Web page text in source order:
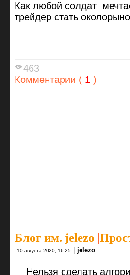
Как любой солдат
трейдер стать
463
Комментарии ( 1 )
Блог им. jelezo |
10 августа 2020, 16:25 | jelezo
Нельзя сделать